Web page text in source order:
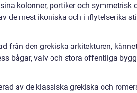
kolonner, portiker och symmetrisk
de mest ikoniska och inflytelserika
från den grekiska arkitekturen,
bågar, valv och stora offentliga
av de klassiska grekiska och